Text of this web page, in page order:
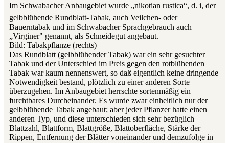
Im Schwabacher Anbaugebiet wurde „nikotian rustica“, d. i, der
gelbblühende Rundblatt-Tabak, auch Veilchen- oder
Bauerntabak und im Schwabacher Sprachgebrauch auch
„Virginer" genannt, als Schneidegut angebaut.
Bild: Tabakpflanze (rechts)
Das Rundblatt (gelbblühender Tabak) war ein sehr gesuchter
Tabak und der Unterschied im Preis gegen den rotblühenden
Tabak war kaum nennenswert, so daß eigentlich keine dringende
Notwendigkeit bestand, plötzlich zu einer anderen Sorte
überzugehen. Im Anbaugebiet herrschte sortenmäßig ein
furchtbares Durcheinander. Es wurde zwar einheitlich nur der
gelbblühende Tabak angebaut; aber jeder Pflanzer hatte einen
anderen Typ, und diese unterschieden sich sehr bezüglich
Blattzahl, Blattform, Blattgröße, Blattoberfläche, Stärke der
Rippen, Entfernung der Blätter voneinander und demzufolge in